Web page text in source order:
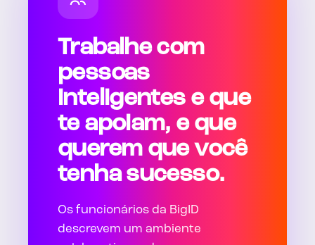
Trabalhe com
pessoas
inteligentes e que
te apoiam, e que
querem que você
tenha sucesso.
Os funcionários da BigID
descrevem um ambiente